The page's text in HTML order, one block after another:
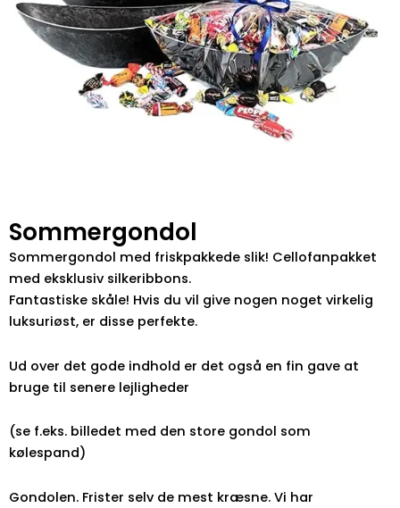
Sommergondol
Sommergondol med friskpakkede slik! Cellofanpakket
med eksklusiv silkeribbons.
Fantastiske skåle! Hvis du vil give nogen noget virkelig
luksuriøst, er disse perfekte.
Ud over det gode indhold er det også en fin gave at
bruge til senere lejligheder
(se f.eks. billedet med den store gondol som
kølespand)
Gondolen. Frister selv de mest kræsne. Vi har